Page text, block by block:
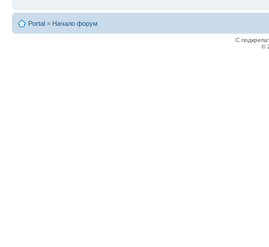
Portal » Начало форум
С
©